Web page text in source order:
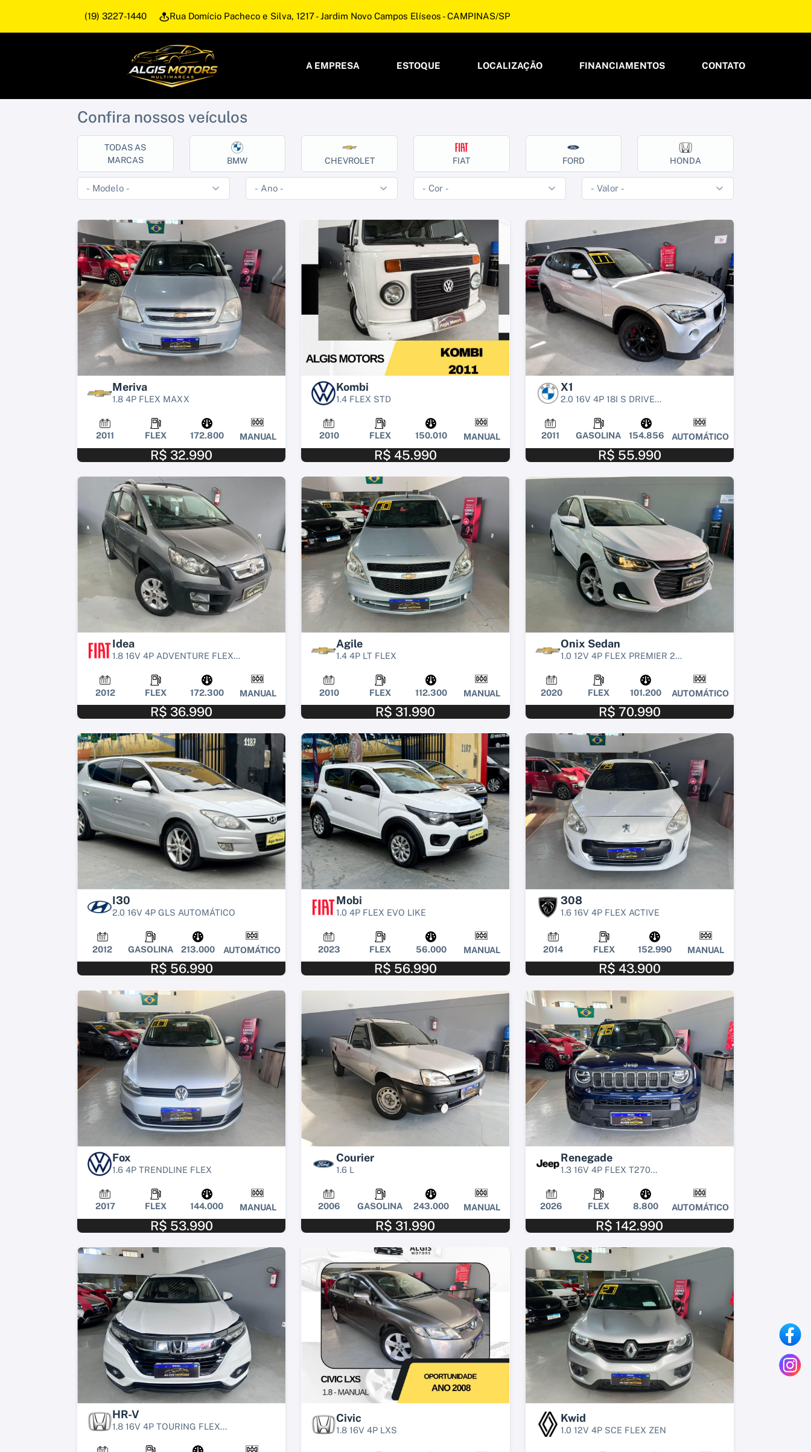
(19) 3227-1440 Rua Domício Pacheco e Silva, 1217 - Jardim Novo Campos Elíseos - CAMPINAS/SP
A EMPRESA ESTOQUE LOCALIZAÇÃO FINANCIAMENTOS CONTATO
Confira nossos veículos
TODAS AS
MARCAS
BMW CHEVROLET FIAT FORD HONDA
Meriva
1.8 4P FLEX MAXX
2011 FLEX 172.800 MANUAL
R$ 32.990
Kombi
1.4 FLEX STD
2010 FLEX 150.010 MANUAL
R$ 45.990
X1
2.0 16V 4P 18I S DRIVE...
2011 GASOLINA 154.856 AUTOMÁTICO
R$ 55.990
Idea
1.8 16V 4P ADVENTURE FLEX...
2012 FLEX 172.300 MANUAL
R$ 36.990
Agile
1.4 4P LT FLEX
2010 FLEX 112.300 MANUAL
R$ 31.990
Onix Sedan
1.0 12V 4P FLEX PREMIER 2...
2020 FLEX 101.200 AUTOMÁTICO
R$ 70.990
I30
2.0 16V 4P GLS AUTOMÁTICO
2012 GASOLINA 213.000 AUTOMÁTICO
R$ 56.990
Mobi
1.0 4P FLEX EVO LIKE
2023 FLEX 56.000 MANUAL
R$ 56.990
308
1.6 16V 4P FLEX ACTIVE
2014 FLEX 152.990 MANUAL
R$ 43.900
Fox
1.6 4P TRENDLINE FLEX
2017 FLEX 144.000 MANUAL
R$ 53.990
Courier
1.6 L
2006 GASOLINA 243.000 MANUAL
R$ 31.990
Renegade
1.3 16V 4P FLEX T270...
2026 FLEX 8.800 AUTOMÁTICO
R$ 142.990
HR-V
1.8 16V 4P TOURING FLEX...
Civic
1.8 16V 4P LXS
Kwid
1.0 12V 4P SCE FLEX ZEN